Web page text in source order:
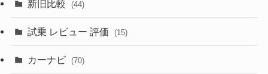
(253)
(50)
(58)
(3) (5)
(7)
新旧比較 (44)
試乗 レビュー 評価 (15)
カーナビ (70)